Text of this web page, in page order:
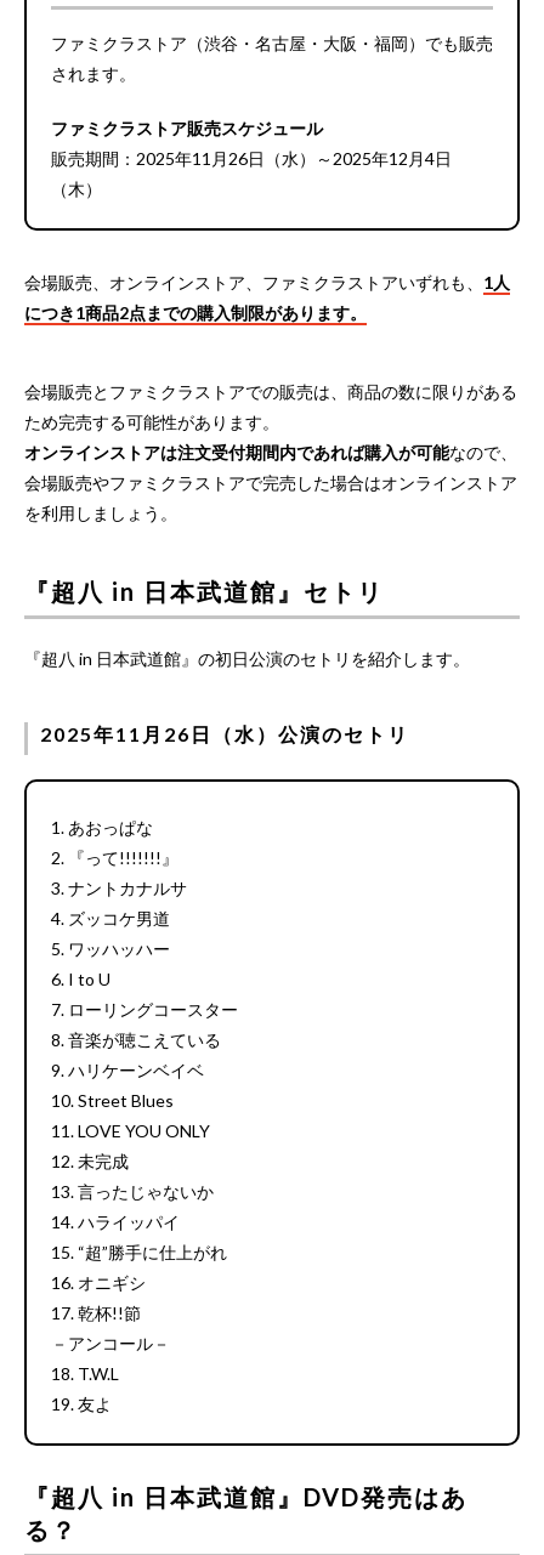
ファミクラストア（渋谷・名古屋・大阪・福岡）でも販売
されます。
ファミクラストア販売スケジュール
販売期間：2025年11月26日（水）～2025年12月4日
（木）
会場販売、オンラインストア、ファミクラストアいずれも、 1人
につき1商品2点までの購入制限があります。
会場販売とファミクラストアでの販売は、商品の数に限りがある
ため完売する可能性があります。
オンラインストアは注文受付期間内であれば購入が可能なので、
会場販売やファミクラストアで完売した場合はオンラインストア
を利用しましょう。
『超八 in 日本武道館』セトリ
『超八 in 日本武道館』の初日公演のセトリを紹介します。
2025年11月26日（水）公演のセトリ
1. あおっぱな
2. 『って!!!!!!!』
3. ナントカナルサ
4. ズッコケ男道
5. ワッハッハー
6. I to U
7. ローリングコースター
8. 音楽が聴こえている
9. ハリケーンベイベ
10. Street Blues
11. LOVE YOU ONLY
12. 未完成
13. 言ったじゃないか
14. ハライッパイ
15. “超”勝手に仕上がれ
16. オニギシ
17. 乾杯!!節
－アンコール－
18. T.W.L
19. 友よ
『超八 in 日本武道館』DVD発売はあ
る？